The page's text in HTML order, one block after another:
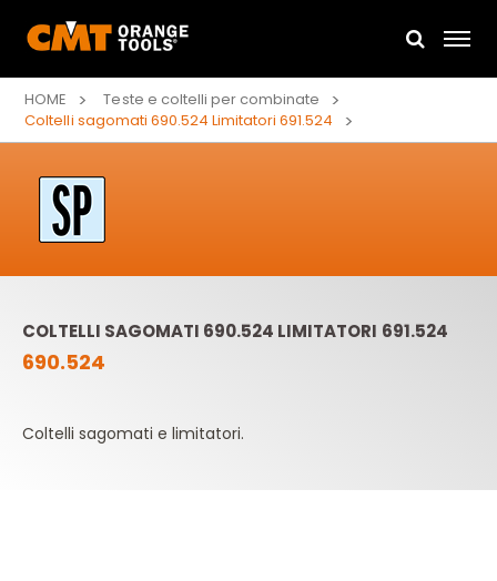
HOME
Teste e coltelli per combinate
Coltelli sagomati 690.524 Limitatori 691.524
COLTELLI SAGOMATI 690.524 LIMITATORI 691.524
690.524
Coltelli sagomati e limitatori.